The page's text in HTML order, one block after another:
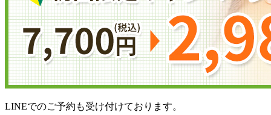
LINEでのご予約も受け付けております。